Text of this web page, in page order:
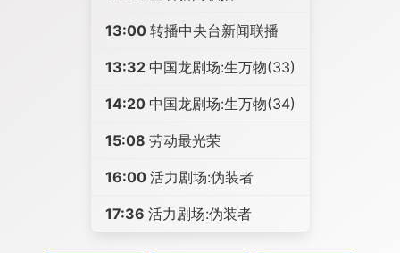
13:00 转播中央台新闻联播
13:32 中国龙剧场:生万物(33)
14:20 中国龙剧场:生万物(34)
15:08 劳动最光荣
16:00 活力剧场:伪装者
17:36 活力剧场:伪装者